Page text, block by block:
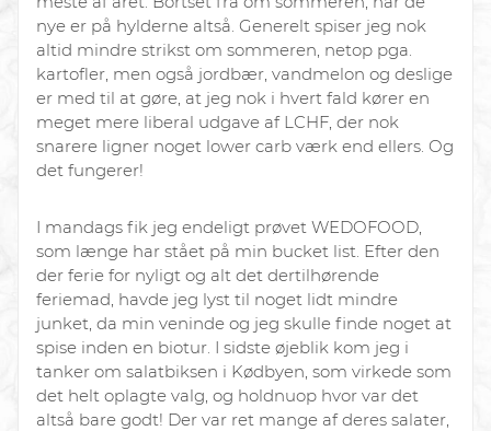
nye er på hylderne altså. Generelt spiser jeg nok
altid mindre strikst om sommeren, netop pga.
kartofler, men også jordbær, vandmelon og deslige
er med til at gøre, at jeg nok i hvert fald kører en
meget mere liberal udgave af LCHF, der nok
snarere ligner noget lower carb værk end ellers. Og
det fungerer!
I mandags fik jeg endeligt prøvet WEDOFOOD,
som længe har stået på min bucket list. Efter den
der ferie for nyligt og alt det dertilhørende
feriemad, havde jeg lyst til noget lidt mindre
junket, da min veninde og jeg skulle finde noget at
spise inden en biotur. I sidste øjeblik kom jeg i
tanker om salatbiksen i Kødbyen, som virkede som
det helt oplagte valg, og holdnuop hvor var det
altså bare godt! Der var ret mange af deres salater,